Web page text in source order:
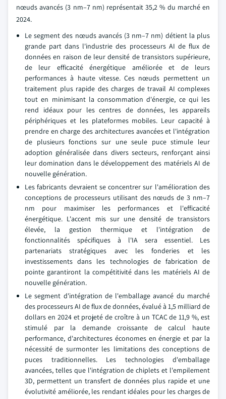
nœuds avancés (3 nm–7 nm) représentait 35,2 % du marché en
2024.
Le segment des nœuds avancés (3 nm–7 nm) détient la plus
grande part dans l'industrie des processeurs AI de flux de
données en raison de leur densité de transistors supérieure,
de leur efficacité énergétique améliorée et de leurs
performances à haute vitesse. Ces nœuds permettent un
traitement plus rapide des charges de travail AI complexes
tout en minimisant la consommation d'énergie, ce qui les
rend idéaux pour les centres de données, les appareils
périphériques et les plateformes mobiles. Leur capacité à
prendre en charge des architectures avancées et l'intégration
de plusieurs fonctions sur une seule puce stimule leur
adoption généralisée dans divers secteurs, renforçant ainsi
leur domination dans le développement des matériels AI de
nouvelle génération.
Les fabricants devraient se concentrer sur l'amélioration des
conceptions de processeurs utilisant des nœuds de 3 nm–7
nm pour maximiser les performances et l'efficacité
énergétique. L'accent mis sur une densité de transistors
élevée, la gestion thermique et l'intégration de
fonctionnalités spécifiques à l'IA sera essentiel. Les
partenariats stratégiques avec les fonderies et les
investissements dans les technologies de fabrication de
pointe garantiront la compétitivité dans les matériels AI de
nouvelle génération.
Le segment d'intégration de l'emballage avancé du marché
des processeurs AI de flux de données, évalué à 1,5 milliard de
dollars en 2024 et projeté de croître à un TCAC de 11,9 %, est
stimulé par la demande croissante de calcul haute
performance, d'architectures économes en énergie et par la
nécessité de surmonter les limitations des conceptions de
puces traditionnelles. Les technologies d'emballage
avancées, telles que l'intégration de chiplets et l'empilement
3D, permettent un transfert de données plus rapide et une
évolutivité améliorée, les rendant idéales pour les charges de